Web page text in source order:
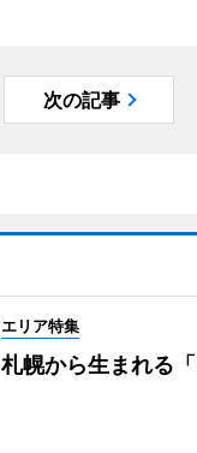
次の記事
エリア特集
札幌から生まれる